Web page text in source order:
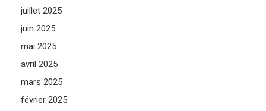
juillet 2025
juin 2025
mai 2025
avril 2025
mars 2025
février 2025